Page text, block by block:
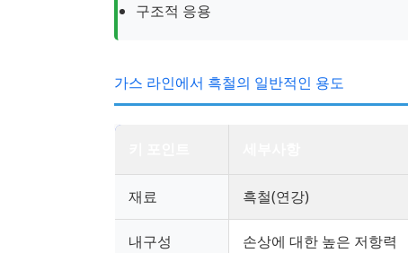
구조적 응용
가스 라인에서 흑철의 일반적인 용도
재료 흑철(연강)
내구성 손상에 대한 높은 저항력